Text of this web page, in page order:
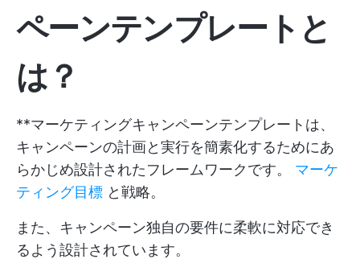
ペーンテンプレートと
は？
**マーケティングキャンペーンテンプレートは、
キャンペーンの計画と実行を簡素化するためにあ
らかじめ設計されたフレームワークです。 マーケ
ティング目標 と戦略。
また、キャンペーン独自の要件に柔軟に対応でき
るよう設計されています。